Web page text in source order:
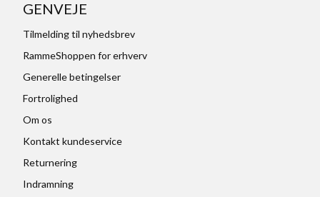
GENVEJE
Tilmelding til nyhedsbrev
RammeShoppen for erhverv
Generelle betingelser
Fortrolighed
Om os
Kontakt kundeservice
Returnering
Indramning